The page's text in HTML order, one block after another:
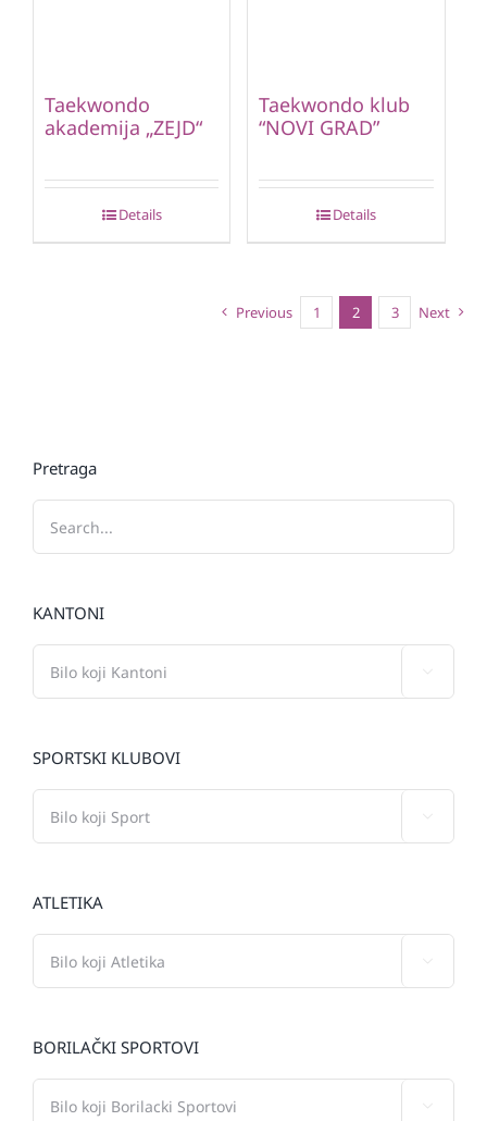
Taekwondo
akademija „ZEJD“
Details
Taekwondo klub
“NOVI GRAD”
Details
Previous 1 2 3 Next
Pretraga
KANTONI
SPORTSKI KLUBOVI
ATLETIKA
BORILAČKI SPORTOVI